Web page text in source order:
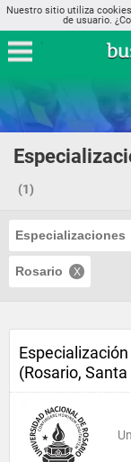
Nuestro sitio utiliza
de usuario.
(1)
Especializaciones
Rosario
(Rosario, Santa